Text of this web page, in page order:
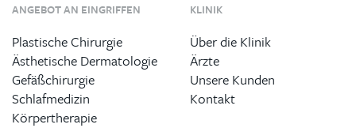
ANGEBOT AN EINGRIFFEN
Plastische Chirurgie
Ästhetische Dermatologie
Gefäßchirurgie
Schlafmedizin
Körpertherapie
KLINIK
Über die Klinik
Ärzte
Unsere Kunden
Kontakt